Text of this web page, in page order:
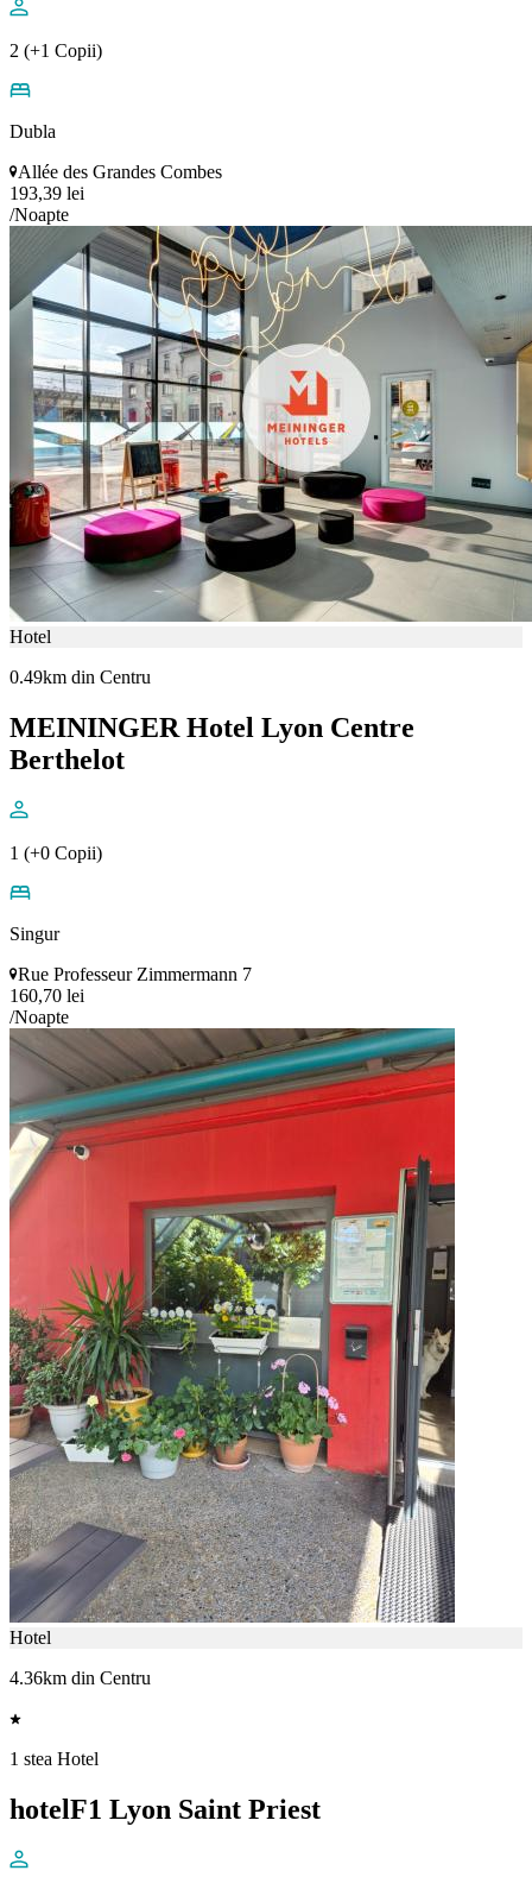
2 (+1 Copii)
Dubla
Allée des Grandes Combes
193,39 lei
/Noapte
Hotel
0.49km din Centru
MEININGER Hotel Lyon Centre
Berthelot
1 (+0 Copii)
Singur
Rue Professeur Zimmermann 7
160,70 lei
/Noapte
Hotel
4.36km din Centru
1 stea Hotel
hotelF1 Lyon Saint Priest